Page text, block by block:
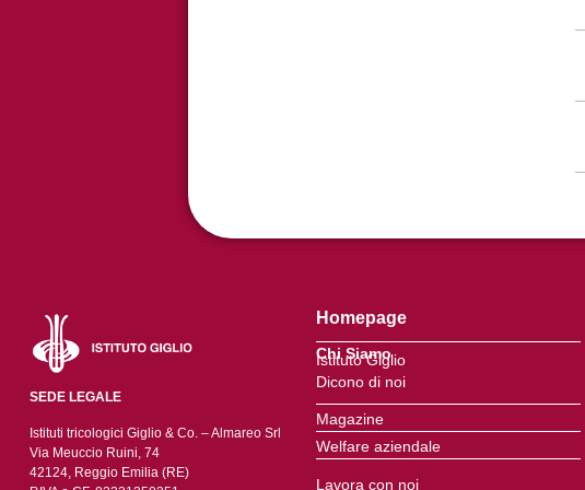
SEDE LEGALE
Istituti tricologici Giglio & Co. – Almareo Srl
Via Meuccio Ruini, 74
42124, Reggio Emilia (RE)
Homepage
Chi Siamo
Istituto Giglio
Dicono di noi
Magazine
Welfare aziendale
Lavora con noi